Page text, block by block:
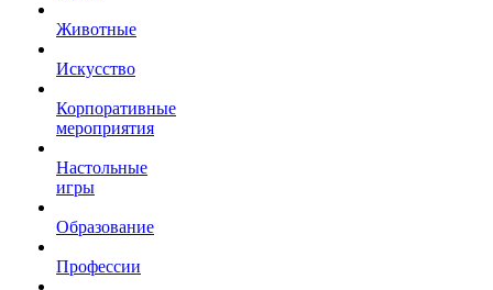
Животные
Искусство
Корпоративные
мероприятия
Настольные
игры
Образование
Профессии